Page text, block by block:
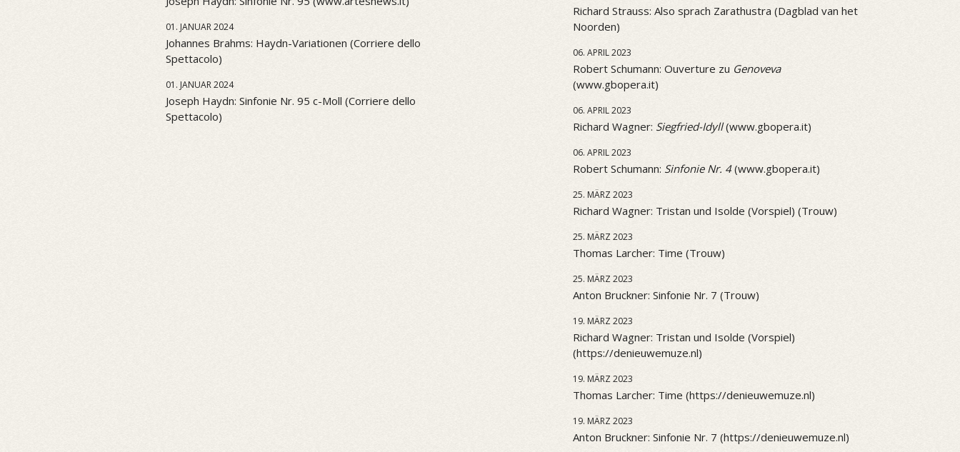
01. JANUAR 2024
Johannes Brahms: Haydn-Variationen (Corriere dello
Spettacolo)
01. JANUAR 2024
Joseph Haydn: Sinfonie Nr. 95 c-Moll (Corriere dello
Spettacolo)
Richard Strauss: Also sprach Zarathustra (Dagblad van het
Noorden)
06. APRIL 2023
Robert Schumann: Ouverture zu Genoveva
(www.gbopera.it)
06. APRIL 2023
Richard Wagner: Siegfried-Idyll(www.gbopera.it)
06. APRIL 2023
Robert Schumann: Sinfonie Nr. 4(www.gbopera.it)
25. MÄRZ 2023
Richard Wagner: Tristan und Isolde (Vorspiel) (Trouw)
25. MÄRZ 2023
Thomas Larcher: Time (Trouw)
25. MÄRZ 2023
Anton Bruckner: Sinfonie Nr. 7 (Trouw)
19. MÄRZ 2023
Richard Wagner: Tristan und Isolde (Vorspiel)
(https://denieuwemuze.nl)
19. MÄRZ 2023
Thomas Larcher: Time (https://denieuwemuze.nl)
19. MÄRZ 2023
Anton Bruckner: Sinfonie Nr. 7 (https://denieuwemuze.nl)